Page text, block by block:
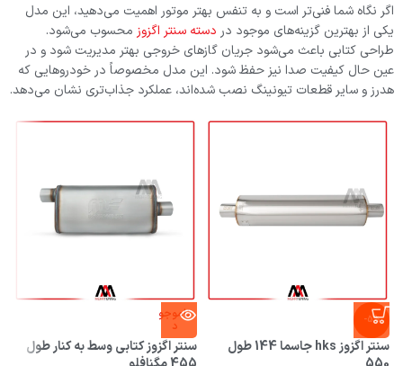
اگر نگاه شما فنی‌تر است و به تنفس بهتر موتور اهمیت می‌دهید، این مدل
یکی از بهترین گزینه‌های موجود در دسته سنتر اگزوز محسوب می‌شود.
طراحی کتابی باعث می‌شود جریان گازهای خروجی بهتر مدیریت شود و در
عین حال کیفیت صدا نیز حفظ شود. این مدل مخصوصاً در خودروهایی که
هدرز و سایر قطعات تیونینگ نصب شده‌اند، عملکرد جذاب‌تری نشان می‌دهد.
-5%
سنتر اگزوز hks جاسما 144 طول
ناموجو
د
سنتر اگزوز کتابی وسط به کنار طول